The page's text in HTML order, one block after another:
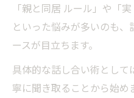
「親と同居 ルール」や「
といった悩みが多いのも
ースが目立ちます。
具体的な話し合い術とし
寧に聞き取ることから始め